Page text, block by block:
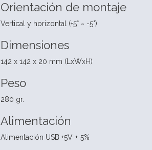
Orientación de montaje
Vertical y horizontal (+5° ~ -5°)
Dimensiones
142 x 142 x 20 mm (LxWxH)
Peso
280 gr.
Alimentación
Alimentación USB +5V ± 5%